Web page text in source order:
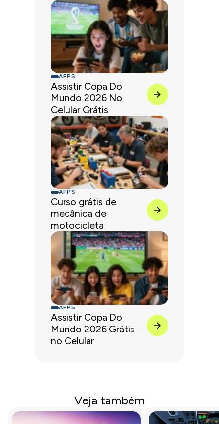
APPS
Assistir Copa Do
Mundo 2026 No
Celular Grátis
APPS
Curso grátis de
mecânica de
motocicleta
APPS
Assistir Copa Do
Mundo 2026 Grátis
no Celular
Veja também